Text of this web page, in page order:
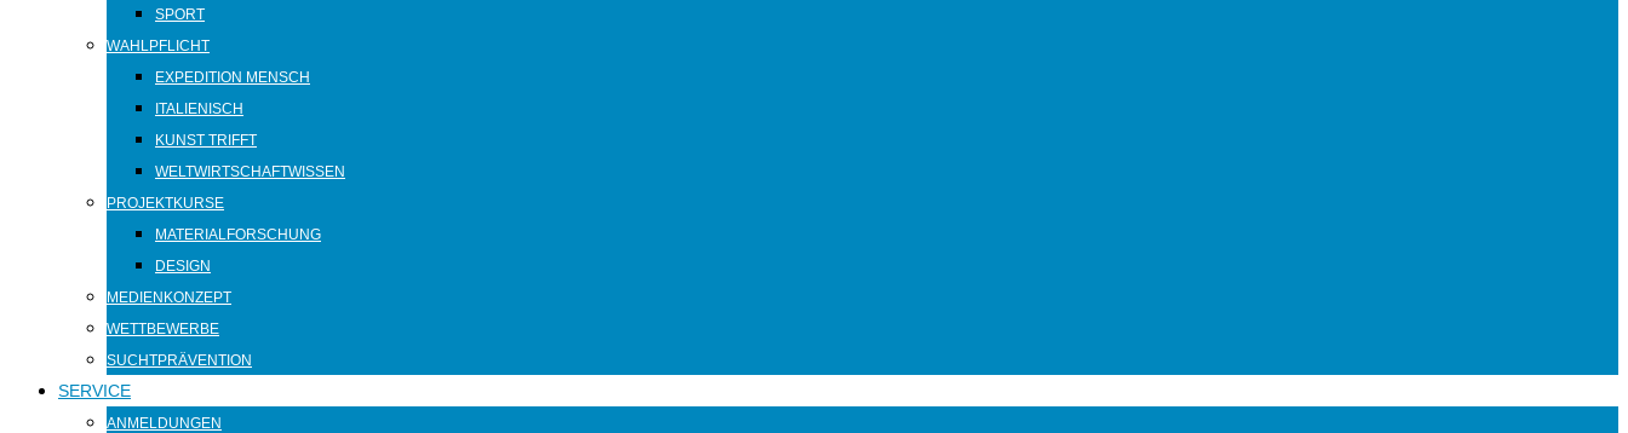
SPORT
WAHLPFLICHT
EXPEDITION MENSCH
ITALIENISCH
KUNST TRIFFT
WELTWIRTSCHAFTWISSEN
PROJEKTKURSE
MATERIALFORSCHUNG
DESIGN
MEDIENKONZEPT
WETTBEWERBE
SUCHTPRÄVENTION
SERVICE
ANMELDUNGEN